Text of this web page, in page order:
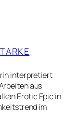
interpretiert
aus
Erotic Epic in
im